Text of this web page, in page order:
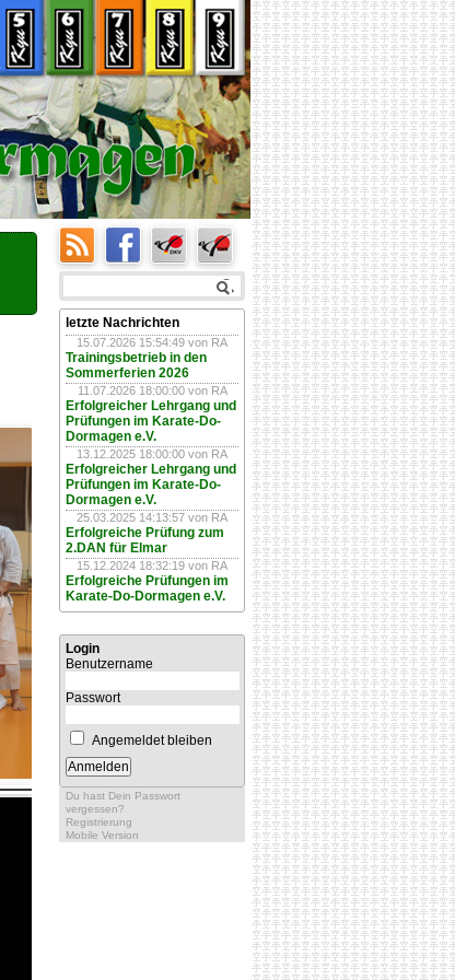
letzte Nachrichten
15.07.2026 15:54:49 von RA
Trainingsbetrieb in den
Sommerferien 2026
11.07.2026 18:00:00 von RA
Erfolgreicher Lehrgang und
Prüfungen im Karate-Do-
Dormagen e.V.
13.12.2025 18:00:00 von RA
Erfolgreicher Lehrgang und
Prüfungen im Karate-Do-
Dormagen e.V.
25.03.2025 14:13:57 von RA
Erfolgreiche Prüfung zum
2.DAN für Elmar
15.12.2024 18:32:19 von RA
Erfolgreiche Prüfungen im
Karate-Do-Dormagen e.V.
Login
Benutzername
Passwort
Angemeldet bleiben
Du hast Dein Passwort
vergessen?
Registrierung
Mobile Version